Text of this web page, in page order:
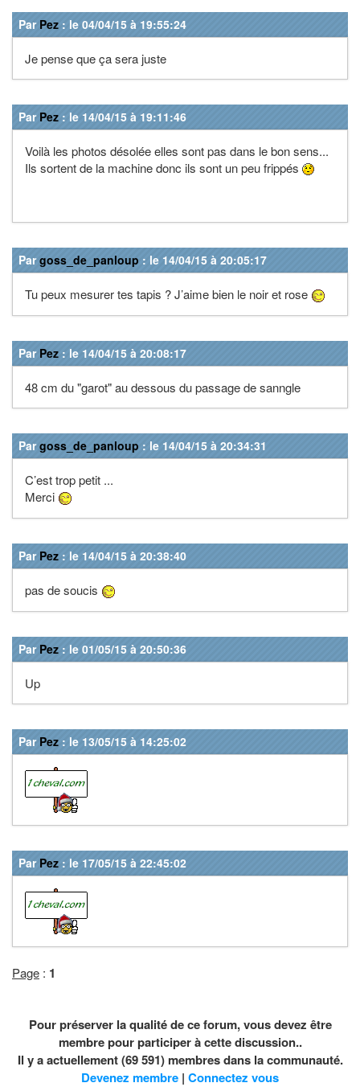
Par Pez : le 04/04/15 à 19:55:24
Je pense que ça sera juste
Par Pez : le 14/04/15 à 19:11:46
Voilà les photos désolée elles sont pas dans le bon sens...
Ils sortent de la machine donc ils sont un peu frippés
Pargoss_de_panloup : le 14/04/15 à 20:05:17
Tu peux mesurer tes tapis ? J’aime bien le noir et rose
Par Pez : le 14/04/15 à 20:08:17
48 cm du "garot" au dessous du passage de sanngle
Pargoss_de_panloup : le 14/04/15 à 20:34:31
C’est trop petit ...
Merci
Par Pez : le 14/04/15 à 20:38:40
pas de soucis
Par Pez : le 01/05/15 à 20:50:36
Up
Par Pez : le 13/05/15 à 14:25:02
Par Pez : le 17/05/15 à 22:45:02
Page : 1
Pour préserver la qualité de ce forum, vous devez être
membre pour participer à cette discussion..
Il y a actuellement (69 591) membres dans la communauté.
Devenez membre | Connectez vous